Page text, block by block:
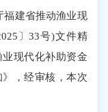
福建省推动渔业现
〕33号)文件精
现代化补助资金
，经审核，本次